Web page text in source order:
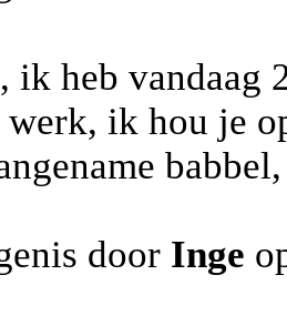
ik heb vandaag
ik hou je
door Inge